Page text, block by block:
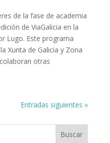
de la fase de academia
de ViaGalicia en la
Lugo. Este programa
Xunta de Galicia y Zona
otras
Entradas siguientes »